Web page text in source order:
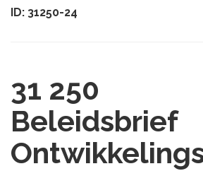
ID: 31250-24
31 250
Beleidsbrief